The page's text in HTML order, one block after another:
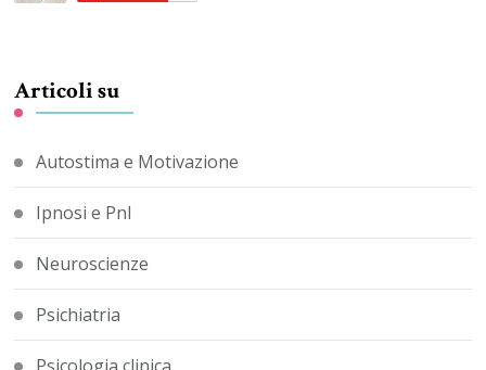
Articoli su
Autostima e Motivazione
Ipnosi e Pnl
Neuroscienze
Psichiatria